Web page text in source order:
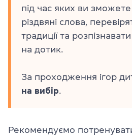
під час яких ви зможете
різдвяні слова,
традиції та
на дотик.
За проходження ігор
на вибір.
Рекомендуємо